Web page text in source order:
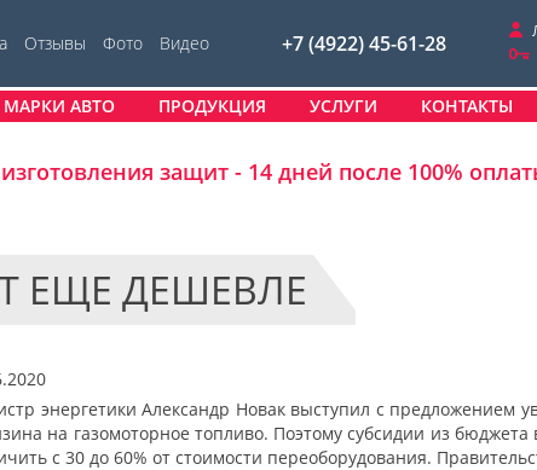
Отзывы Фото Видео +7 (4922) 45-61-28
МАРКИ АВТО ПРОДУКЦИЯ УСЛУГИ КОНТАКТЫ
защит - 14 дней после 100%
ЕЩЕ ДЕШЕВЛЕ
энергетики Александр Новак выступил с предложением
на газомоторное топливо. Поэтому субсидии из
с 30 до 60% от стоимости переоборудования.